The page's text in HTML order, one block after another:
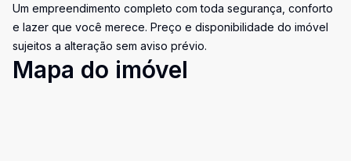
Um empreendimento completo com toda segurança, conforto
e lazer que você merece. Preço e disponibilidade do imóvel
sujeitos a alteração sem aviso prévio.
Mapa do imóvel